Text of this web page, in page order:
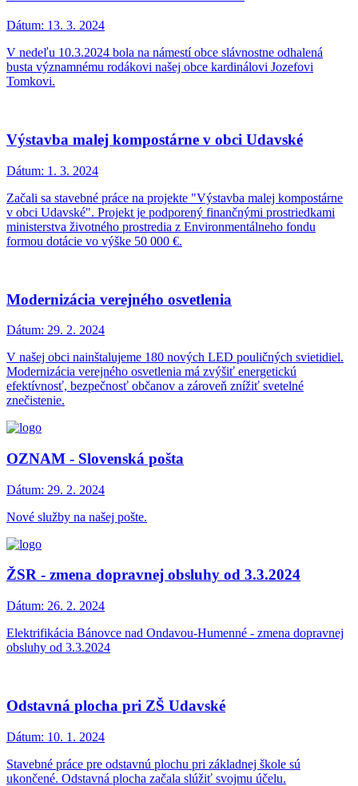
Dátum: 13. 3. 2024
V nedeľu 10.3.2024 bola na námestí obce slávnostne odhalená
busta významnému rodákovi našej obce kardinálovi Jozefovi
Tomkovi.
Výstavba malej kompostárne v obci Udavské
Dátum: 1. 3. 2024
Začali sa stavebné práce na projekte "Výstavba malej kompostárne
v obci Udavské". Projekt je podporený finančnými prostriedkami
ministerstva životného prostredia z Environmentálneho fondu
formou dotácie vo výške 50 000 €.
Modernizácia verejného osvetlenia
Dátum: 29. 2. 2024
V našej obci nainštalujeme 180 nových LED pouličných svietidiel.
Modernizácia verejného osvetlenia má zvýšiť energetickú
efektívnosť, bezpečnosť občanov a zároveň znížiť svetelné
znečistenie.
OZNAM - Slovenská pošta
Dátum: 29. 2. 2024
Nové služby na našej pošte.
ŽSR - zmena dopravnej obsluhy od 3.3.2024
Dátum: 26. 2. 2024
Elektrifikácia Bánovce nad Ondavou-Humenné - zmena dopravnej
obsluhy od 3.3.2024
Odstavná plocha pri ZŠ Udavské
Dátum: 10. 1. 2024
Stavebné práce pre odstavnú plochu pri základnej škole sú
ukončené. Odstavná plocha začala slúžiť svojmu účelu.